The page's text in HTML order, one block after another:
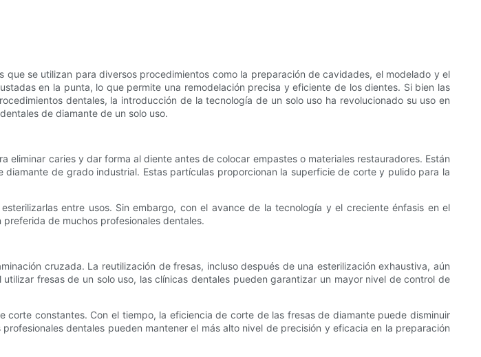
se utilizan para diversos procedimientos como la preparación de cavidades, el modelado y el
en la punta, lo que permite una remodelación precisa y eficiente de los dientes. Si bien las
dentales, la introducción de la tecnología de un solo uso ha revolucionado su uso en
de diamante de un solo uso.
caries y dar forma al diente antes de colocar empastes o materiales restauradores. Están
de grado industrial. Estas partículas proporcionan la superficie de corte y pulido para la
entre usos. Sin embargo, con el avance de la tecnología y el creciente énfasis en el
de muchos profesionales dentales.
cruzada. La reutilización de fresas, incluso después de una esterilización exhaustiva, aún
fresas de un solo uso, las clínicas dentales pueden garantizar un mayor nivel de control de
constantes. Con el tiempo, la eficiencia de corte de las fresas de diamante puede disminuir
dentales pueden mantener el más alto nivel de precisión y eficacia en la preparación